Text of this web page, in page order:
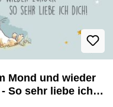
Mond und wieder
So sehr liebe ich